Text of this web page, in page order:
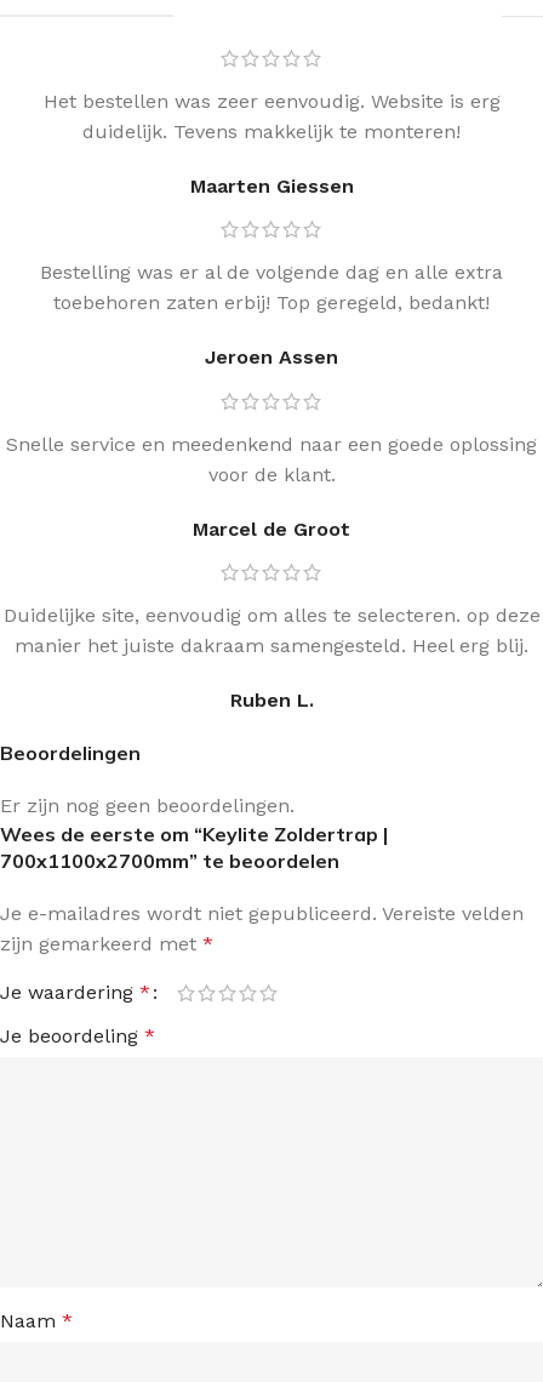
Het bestellen was zeer eenvoudig. Website is erg
duidelijk. Tevens makkelijk te monteren!
Maarten Giessen
Bestelling was er al de volgende dag en alle extra
toebehoren zaten erbij! Top geregeld, bedankt!
Jeroen Assen
Snelle service en meedenkend naar een goede oplossing
voor de klant.
Marcel de Groot
Duidelijke site, eenvoudig om alles te selecteren. op deze
manier het juiste dakraam samengesteld. Heel erg blij.
Ruben L.
Beoordelingen
Er zijn nog geen beoordelingen.
Wees de eerste om “Keylite Zoldertrap |
700x1100x2700mm” te beoordelen
Je e-mailadres wordt niet gepubliceerd. Vereiste velden
zijn gemarkeerd met *
Je waardering *
Je beoordeling *
Naam *